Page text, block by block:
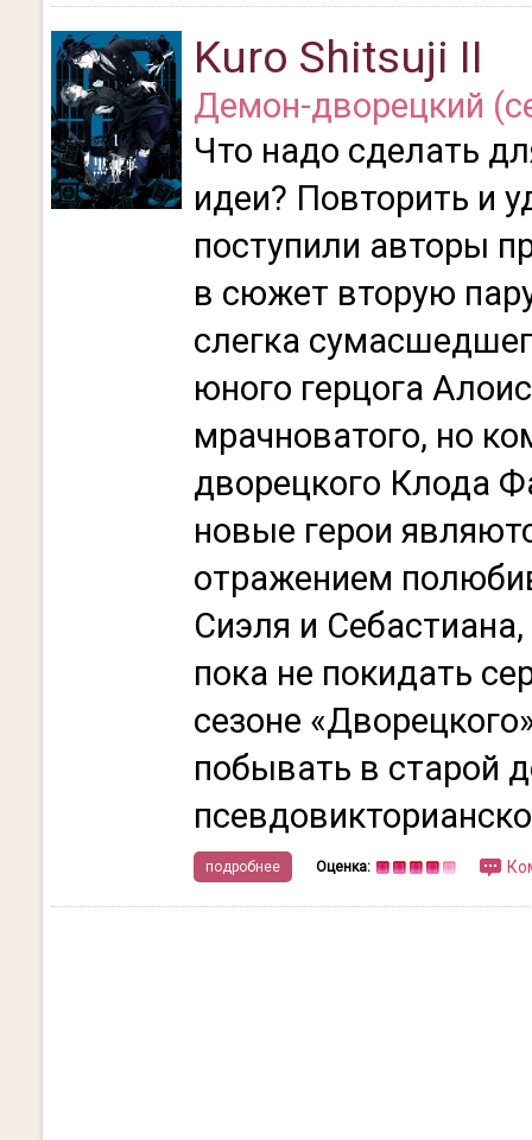
Kuro Shitsuji II
Демон-дворецкий
Что надо сделать
идеи? Повторить и
поступили авторы
в сюжет вторую
слегка
юного герцога
мрачноватого, но
дворецкого Клода
новые герои
отражением
Сиэля и
пока не покидать
сезоне
побывать в старой
подробнее Оценка: